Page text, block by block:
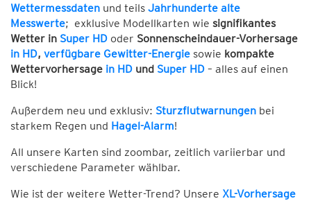
Wettermessdaten und teils Jahrhunderte alte
Messwerte; exklusive Modellkarten wie signifikantes
Wetter in Super HD oder Sonnenscheindauer-Vorhersage
in HD, verfügbare Gewitter-Energie sowie kompakte
Wettervorhersage in HD und Super HD – alles auf einen
Blick!
Außerdem neu und exklusiv: Sturzflutwarnungen bei
starkem Regen und Hagel-Alarm!
All unsere Karten sind zoombar, zeitlich variierbar und
verschiedene Parameter wählbar.
Wie ist der weitere Wetter-Trend? Unsere XL-Vorhersage